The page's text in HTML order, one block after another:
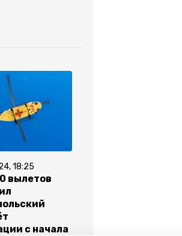
18:25
вылетов
с начала